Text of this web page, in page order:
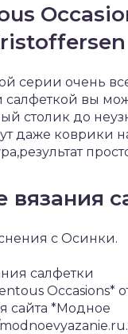
серии очень
вы
столик до
даже коврики
вязания
с Осинки.
салфетки
Occasions*
сайта *Модное